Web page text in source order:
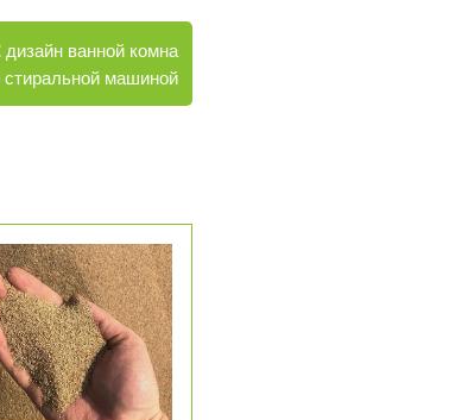
ванной комна
машиной